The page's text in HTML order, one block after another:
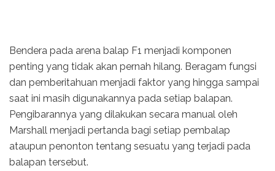
Bendera pada arena balap F1 menjadi komponen
penting yang tidak akan pernah hilang. Beragam fungsi
dan pemberitahuan menjadi faktor yang hingga sampai
saat ini masih digunakannya pada setiap balapan.
Pengibarannya yang dilakukan secara manual oleh
Marshall menjadi pertanda bagi setiap pembalap
ataupun penonton tentang sesuatu yang terjadi pada
balapan tersebut.